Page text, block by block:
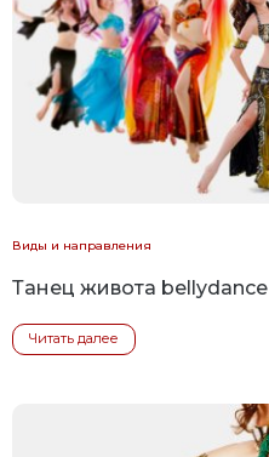
Виды и направления
Танец живота bellydance
Читать далее